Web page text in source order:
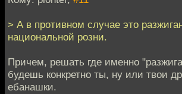
> А в противном случае это
национальной розни.
Причем, решать где именно
будешь конкретно ты, ну или твои
ебанашки.